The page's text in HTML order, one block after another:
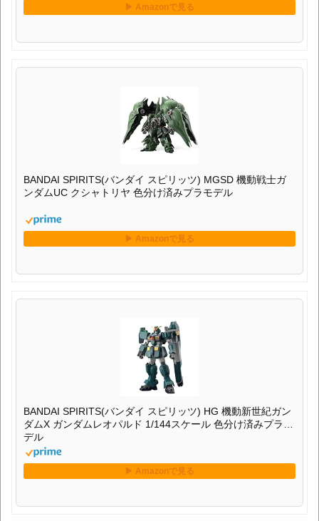
BANDAI SPIRITS(バンダイ スピリッツ) MGSD 機動戦士ガ
ンダムUC クシャトリヤ 色分け済みプラモデル
BANDAI SPIRITS(バンダイ スピリッツ) HG 機動新世紀ガン
ダムX ガンダムレオパルド 1/144スケール 色分け済みプラモ
デル